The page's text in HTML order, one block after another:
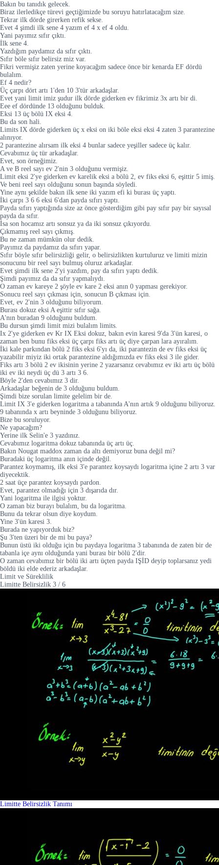
Bakın bu tanıdık gelecek.
Biraz ilerledikçe türevi geçtiğimizde bu soruyu hatırlatacağım size.
Tekrar ilk dörde girerken refik sekse.
Evet 4 şimdi ilk sene 4 yazım ef 4 x ef 4 oldu.
Yani payımız sıfır çıktı.
İlk sene 4.
Yazdığım paydamız da sıfır çıktı.
Sıfır böle sıfır belirsiz miz var.
Fikri vermişiz zaten yerine koyacağım sadece önce bir kenarda EF dördü
bulalım.
Ef 4 nedir?
Üç çarpı dört artı 1'den 10 3'tür arkadaşlar.
Evet yani limit imiz şudur ilk dörde giderken ev fikrimiz 3x artı bir di.
Eee ef dördünde 13 olduğunu bulduk.
Eksi 13 üç bölü IX eksi 4.
Bu da son hali.
Limits IX dörde giderken üç x eksi on iki böle eksi eksi 4 zaten 3 parantezine
alınıyor.
2 parantezine alırsam ilk eksi 4 bunlar sadece yeşiller sadece üç kalır.
Cevabımız üç tür arkadaşlar.
Evet, son örneğimiz.
A ve B reel sayı ev 2'nin 3 olduğunu vermişiz.
Limit eksi 2'ye giderken ev karelik eksi a bölü 2, ev fiks eksi 6, eşittir 5 imiş.
Ve beni reel sayı olduğunu sonun başında söyledi.
Yine aynı şekilde bakın ilk sene iki yazım efi ki burası üç yaptı.
İki çarpı 3 6 6 eksi 6'dan payda sıfırı yaptı.
Payda sıfırı yaptığında size az önce gösterdiğim gibi pay sıfır pay bir sayısal
payda da sıfır.
İsa son hocamız artı sonsuz ya da iki sonsuz çıkıyordu.
Çıkmamış reel sayı çıkmış.
Bu ne zaman mümkün olur dedik.
Payımız da paydamız da sıfırı yapar.
Sıfır böyle sıfır belirsizliği gelir, o belirsizlikten kurtuluruz ve limiti mizin
sonucunu bir reel sayı bulmuş oluruz arkadaşlar.
Evet şimdi ilk sene 2'yi yazdım, pay da sıfırı yaptı dedik.
Şimdi payımız da da sıfır yapmalıydı.
O zaman ev kareye 2 şöyle ev kare 2 eksi anın 0 yapması gerekiyor.
Sonucu reel sayı çıkması için, sonucun B çıkması için.
Evet, ev 2'nin 3 olduğunu biliyorum.
Burası dokuz eksi A eşittir sıfır sağa.
A'nın buradan 9 olduğunu buldum.
Bu dursun şimdi limit mizi bulalım limits.
Ix 2'ye giderken ev Kr IX Eksi dokuz, bakın evin karesi 9'da 3'ün karesi, o
zaman ben bunu fiks eksi üç çarpı fiks artı üç diye çarpan lara ayıralım.
İki kale parkından bölü 2 fiks eksi 6'yı da, iki parantezin de ev fiks eksi üç
yazabilir miyiz iki ortak parantezine aldığımızda ev fiks eksi 3 ile gider.
Fiks artı 3 bölü 2 ev ikisinin yerine 2 yazarsanız cevabımız ev iki artı üç bölü
iki ev iki neydi üç dü 3 artı 3 6.
Böyle 2'den cevabımız 3 dir.
Arkadaşlar beğenin de 3 olduğunu buldum.
Şimdi bize sorulan limite gelelim bir de.
Limit IX 3'e giderken logaritma a tabanında A'nın artık 9 olduğunu biliyoruz.
9 tabanında x artı beyninde 3 olduğunu biliyoruz.
Bize bu soruluyor.
Ne yapacağım?
Yerine ilk Selin'e 3 yazdınız.
Cevabımız logaritma dokuz tabanında üç artı üç.
Bakın Nougat maddox zaman da altı demiyoruz buna değil mi?
Buradaki üç logaritma anın içinde değil.
Parantez koymamış, ilk eksi 3'e parantez koysaydı logaritma içine 2 artı 3 var
diyecektik.
2 saat üçe parantez koysaydı pardon.
Evet, parantez olmadığı için 3 dışarıda dır.
Yani logaritma ile ilgisi yoktur.
O zaman biz burayı bulalım, bu da logaritma.
Bunu da tekrar olsun diye koydum.
Yine 3'ün karesi 3.
Burada ne yapıyorduk biz?
Şu 3'ten üzeri bir de mi bu paya?
Bunun üstü iki olduğu için bu paydaya logaritma 3 tabanında de zaten bir de
tabanla içe aynı olduğunda yani burası bir bölü 2'dir.
O zaman cevabımız bir bölü iki artı üçten payda IŞİD deyip toplarsanız yedi
böldü iki elde ederiz arkadaşlar.
Limit ve Süreklilik
Limitte Belirsizlik 3 / 6
Limitte Belirsizlik Tanımı